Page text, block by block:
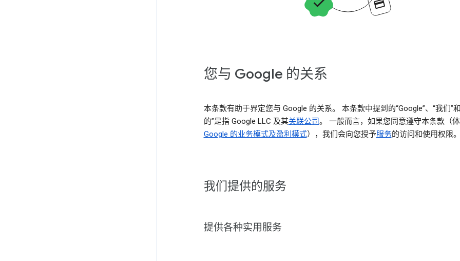
您与 Google 的关系
本条款有助于界定您与 Google 的关系。 本条款中提到的“Google”、“我们”
的”是指 Google LLC 及其关联公司。 一般而言，如果您同意遵守本条款（
Google 的业务模式及盈利模式），我们会向您授予服务的访问和使用权限。
我们提供的服务
提供各种实用服务